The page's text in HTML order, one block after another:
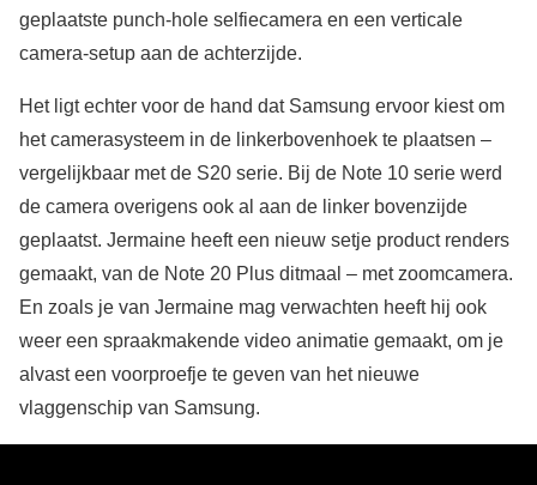
geplaatste punch-hole selfiecamera en een verticale
camera-setup aan de achterzijde.
Het ligt echter voor de hand dat Samsung ervoor kiest om
het camerasysteem in de linkerbovenhoek te plaatsen –
vergelijkbaar met de S20 serie. Bij de Note 10 serie werd
de camera overigens ook al aan de linker bovenzijde
geplaatst. Jermaine heeft een nieuw setje product renders
gemaakt, van de Note 20 Plus ditmaal – met zoomcamera.
En zoals je van Jermaine mag verwachten heeft hij ook
weer een spraakmakende video animatie gemaakt, om je
alvast een voorproefje te geven van het nieuwe
vlaggenschip van Samsung.